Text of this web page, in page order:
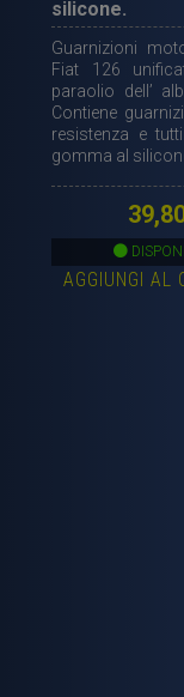
silicone.
Guarnizioni
Fiat 126
paraolio dell’
Contiene
resistenza e
gomma al
AGGIUNGI AL